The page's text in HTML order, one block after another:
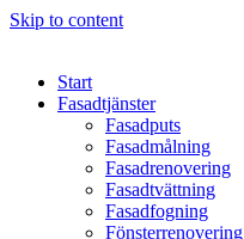
Skip to content
Start
Fasadtjänster
Fasadputs
Fasadmålning
Fasadrenovering
Fasadtvättning
Fasadfogning
Fönsterrenovering